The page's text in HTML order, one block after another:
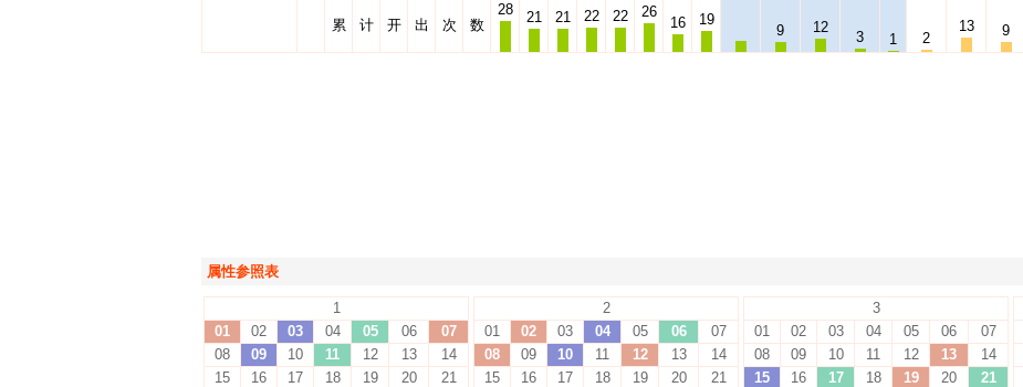
累 计 开 出 次 数
28 21 21 22 22 26
16 19
9 12
3 1 2
13 9
属性参照表
1
01
02 03 04 05 06
07
08
09 10 11 12 13
14
15
16 17 18 19 20
21
2
01
02 03 04 05 06
07
08
09 10 11 12 13
14
15
16 17 18 19 20
21
3
01
02 03 04 05 06
07
08
09 10 11 12 13
14
15
16 17 18 19 20
21